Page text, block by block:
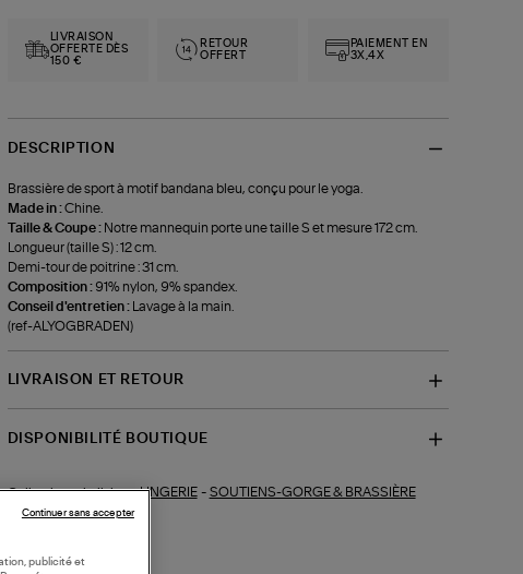
LIVRAISON
OFFERTE DÈS
150 €
RETOUR
OFFERT
PAIEMENT EN
3X,4X
DESCRIPTION
Brassière de sport à motif bandana bleu, conçu pour le yoga.
Made in :Chine.
Taille & Coupe : Notre mannequin porte une taille S et mesure 172 cm.
Longueur (taille S) : 12 cm.
Demi-tour de poitrine : 31 cm.
Composition : 91% nylon, 9% spandex.
Conseil d'entretien :
Lavage à la main.
(ref-ALYOGBRADEN)
LIVRAISON ET RETOUR
DISPONIBILITÉ BOUTIQUE
Collections similaires :LINGERIE- SOUTIENS-GORGE & BRASSIÈRE
publicité et
Continuer sans accepter